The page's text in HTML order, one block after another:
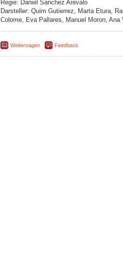
Regie: Daniel Sanchez Arevalo
Darsteller: Quim Gutierrez, Marta Etura,
Colome, Eva Pallares, Manuel Moron, Ana
Weitersagen Feedback